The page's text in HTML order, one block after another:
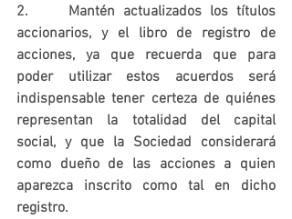
2.     Mantén actualizados los títulos
accionarios, y el libro de registro de
acciones, ya que recuerda que para
poder utilizar estos acuerdos será
indispensable tener certeza de quiénes
representan la totalidad del capital
social, y que la Sociedad considerará
como dueño de las acciones a quien
aparezca inscrito como tal en dicho
registro.